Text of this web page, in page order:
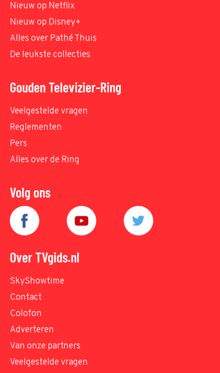
Nieuw op Netflix
Nieuw op Disney+
Alles over Pathé Thuis
De leukste collecties
Gouden Televizier-Ring
Veelgestelde vragen
Reglementen
Pers
Alles over de Ring
Volg ons
Over TVgids.nl
SkyShowtime
Contact
Colofon
Adverteren
Van onze partners
Veelgestelde vragen